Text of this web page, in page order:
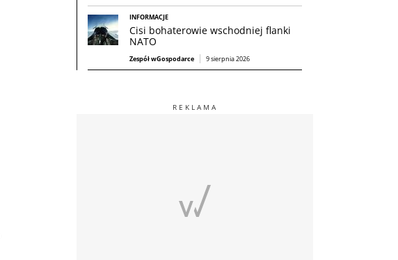
INFORMACJE
Cisi bohaterowie wschodniej flanki
NATO
Zespół wGospodarce 9 sierpnia 2026